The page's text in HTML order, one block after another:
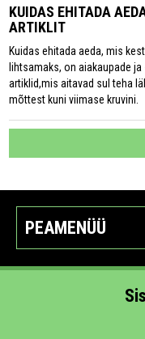
KUIDAS EHITADA
ARTIKLIT
Kuidas ehitada aeda, mis
lihtsamaks, on aiakaupade
artiklid,mis aitavad sul teha
mõttest kuni viimase kruvini.
PEAMENÜÜ